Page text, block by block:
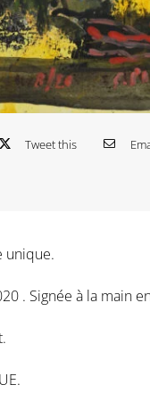
Tweet this
unique.
. Signée à la main